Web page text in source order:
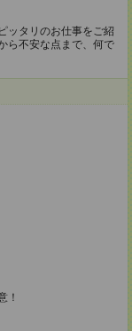
ッタリのお仕事をご紹
ら不安な点まで、何で
！